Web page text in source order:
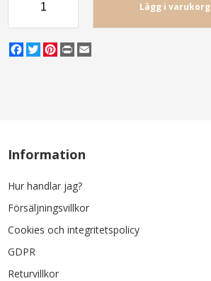
Lägg i varukorg
Facebook
TwitterPinterest
Print
Information
Hur handlar jag?
Försäljningsvillkor
Cookies och integritetspolicy
GDPR
Returvillkor